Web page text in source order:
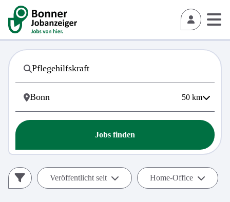
50 km
Jobs finden
Veröffentlicht seit Home-Office